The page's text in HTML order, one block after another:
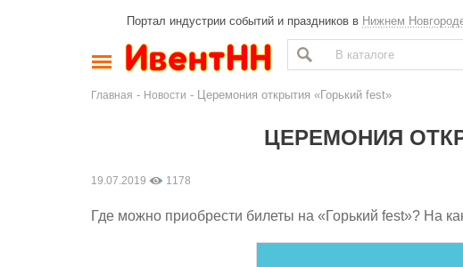
Портал индустрии событий и праздников в Нижнем
Главная - Новости - Церемония открытия «Горький fest»
ЦЕРЕМОНИЯ
19.07.2019 1178
Где можно приобрести билеты на «Горький fest»? На